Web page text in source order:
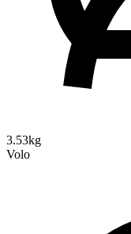
3.53kg
Volo